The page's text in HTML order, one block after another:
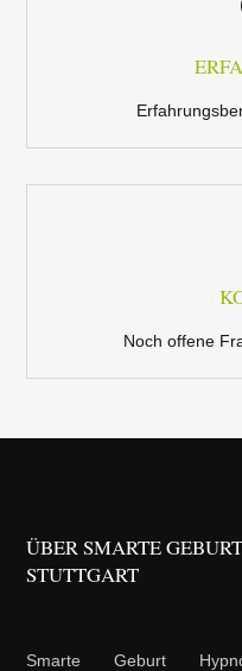
Noch offene
ÜBER SMARTE
STUTTGART
Smarte Geburt